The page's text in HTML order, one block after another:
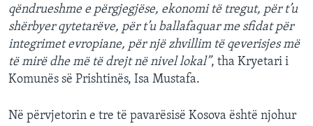
qëndrueshme e përgjegjëse, ekonomi të tregut, për t’u
shërbyer qytetarëve, për t’u ballafaquar me sfidat për
integrimet evropiane, për një zhvillim të qeverisjes më
të mirë dhe më të drejt në nivel lokal”, tha Kryetari i
Komunës së Prishtinës, Isa Mustafa.
Në përvjetorin e tre të pavarësisë Kosova është njohur